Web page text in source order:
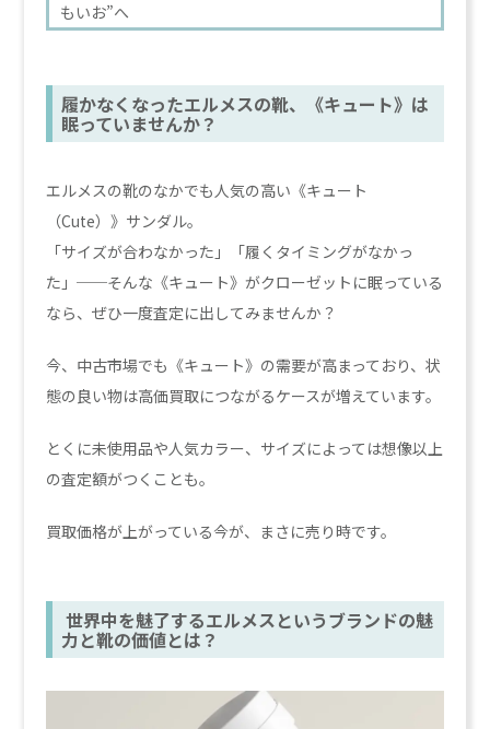
もいお”へ
履かなくなったエルメスの靴、《キュート》は
眠っていませんか？
エルメスの靴のなかでも人気の高い《キュート
（Cute）》サンダル。
「サイズが合わなかった」「履くタイミングがなかっ
た」──そんな《キュート》がクローゼットに眠っている
なら、ぜひ一度査定に出してみませんか？
今、中古市場でも《キュート》の需要が高まっており、状
態の良い物は高価買取につながるケースが増えています。
とくに未使用品や人気カラー、サイズによっては想像以上
の査定額がつくことも。
買取価格が上がっている今が、まさに売り時です。
世界中を魅了するエルメスというブランドの魅
力と靴の価値とは？